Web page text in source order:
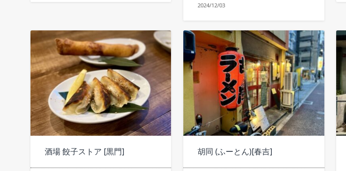
2024/12/03
酒場 餃子ストア [黒門] 胡同 (ふーとん)[春吉]